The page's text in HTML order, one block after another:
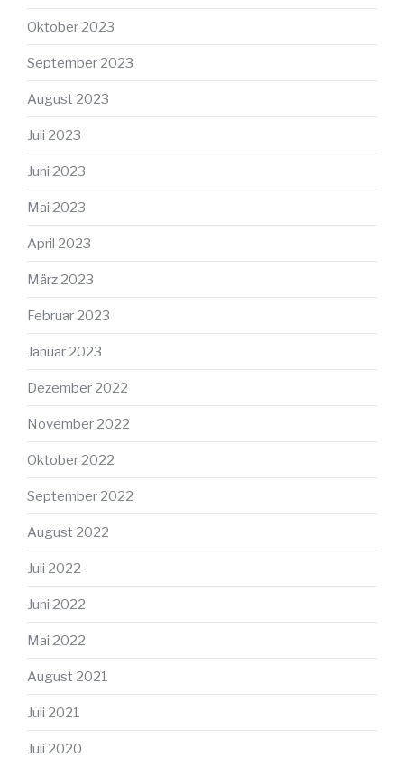
Oktober 2023
September 2023
August 2023
Juli 2023
Juni 2023
Mai 2023
April 2023
März 2023
Februar 2023
Januar 2023
Dezember 2022
November 2022
Oktober 2022
September 2022
August 2022
Juli 2022
Juni 2022
Mai 2022
August 2021
Juli 2021
Juli 2020